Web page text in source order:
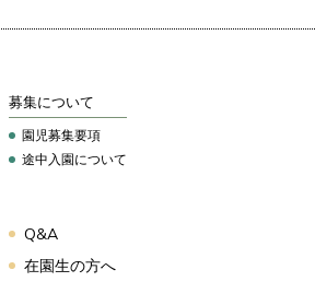
募集について
園児募集要項
途中入園について
Q&A
在園生の方へ